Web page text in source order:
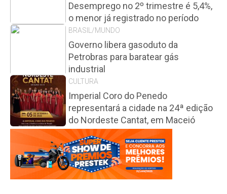
Desemprego no 2º trimestre é 5,4%,
o menor já registrado no período
BRASIL/MUNDO
Governo libera gasoduto da
Petrobras para baratear gás
industrial
CULTURA
Imperial Coro do Penedo
representará a cidade na 24ª edição
do Nordeste Cantat, em Maceió